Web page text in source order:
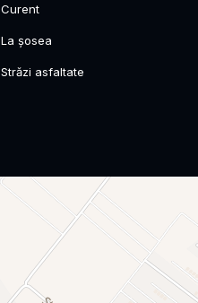
Curent
La șosea
Străzi asfaltate